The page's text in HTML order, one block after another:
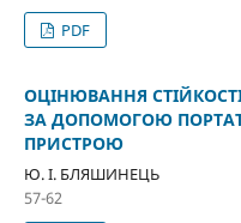
PDF
ОЦІНЮВАННЯ
ЗА ДОПОМОГОЮ
ПРИСТРОЮ
Ю. І. БЛЯШИНЕЦЬ
57-62